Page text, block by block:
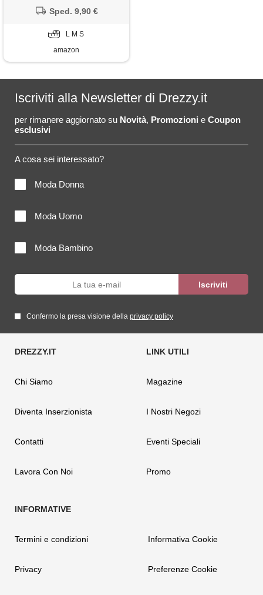
Sped. 9,90 €
L M S
amazon
Iscriviti alla Newsletter di Drezzy.it
per rimanere aggiornato su Novità, Promozioni e Coupon
esclusivi
A cosa sei interessato?
Moda Donna
Moda Uomo
Moda Bambino
Confermo la presa visione della privacy policy
Chi Siamo
Diventa Inserzionista
Contatti
Lavora Con Noi
Magazine
I Nostri Negozi
Eventi Speciali
Promo
Termini e condizioni
Privacy
Informativa Cookie
Preferenze Cookie